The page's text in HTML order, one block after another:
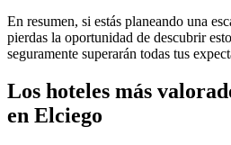
En resumen, si estás planeando una
pierdas la oportunidad de descubrir
seguramente superarán todas tus
Los hoteles más
en Elciego